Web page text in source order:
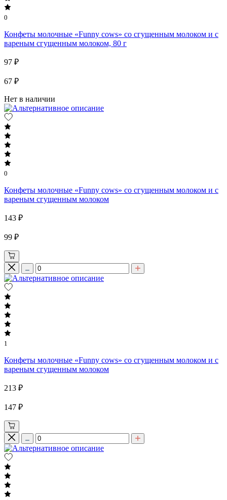
0
Конфеты молочные «Funny cows» со сгущенным молоком и с
вареным сгущенным молоком, 80 г
97 ₽
67 ₽
Нет в наличии
0
Конфеты молочные «Funny cows» со сгущенным молоком и с
вареным сгущенным молоком
143 ₽
99 ₽
1
Конфеты молочные «Funny cows» со сгущенным молоком и с
вареным сгущенным молоком
213 ₽
147 ₽